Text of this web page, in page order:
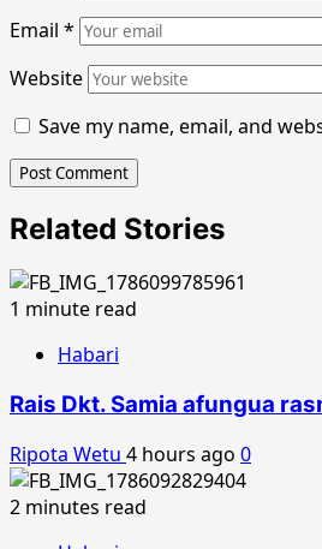
Email *
Website
Save my name, email, and
Related Stories
1 minute read
Habari
Rais Dkt. Samia afungua
Ripota Wetu 4 hours ago 0
2 minutes read